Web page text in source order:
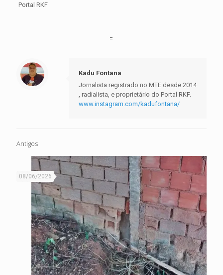
Portal RKF
=
Kadu Fontana
Jornalista registrado no MTE desde 2014
, radialista, e proprietário do Portal RKF.
www.instagram.com/kadufontana/
Antigos
08/06/2026